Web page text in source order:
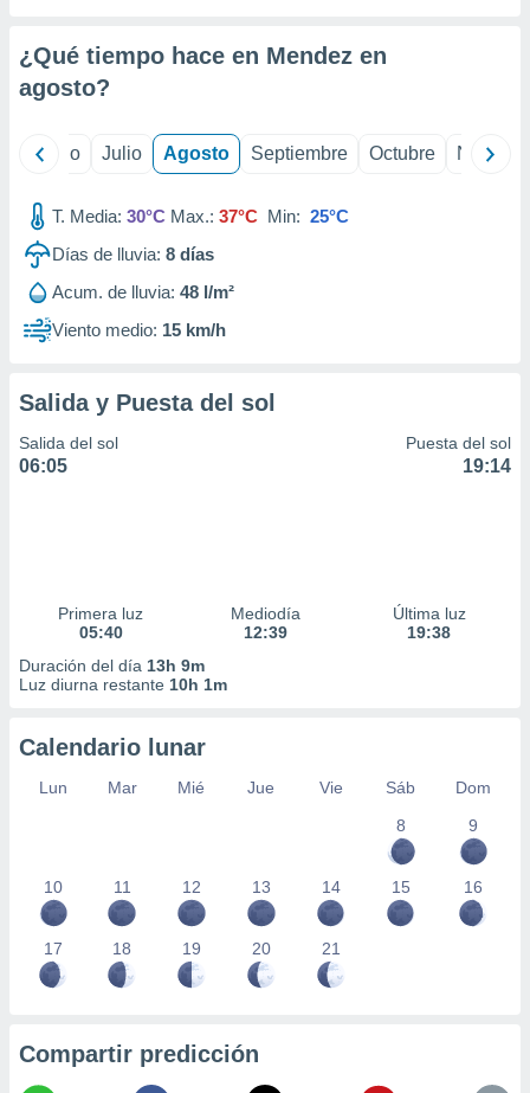
e
mediante
publicidad
publicidad
de
1199
¿Qué tiempo hace en Mendez en
agosto?
Junio Julio Agosto Septiembre Octubre
T. Media: 30°C Max.: 37°C Min: 25°C
Días de lluvia: 8 días
Acum. de lluvia: 48 l/m²
Viento medio: 15 km/h
Salida y Puesta del sol
Salida del sol
06:05
Puesta del sol
19:14
Primera luz
05:40
Mediodía
12:39
Última luz
19:38
Duración del día 13h 9m
Luz diurna restante 10h 1m
Calendario lunar
Lun Mar Mié Jue Vie Sáb
Dom
8
9
10 11 12 13 14 15 16
17 18 19 20 21
Compartir predicción